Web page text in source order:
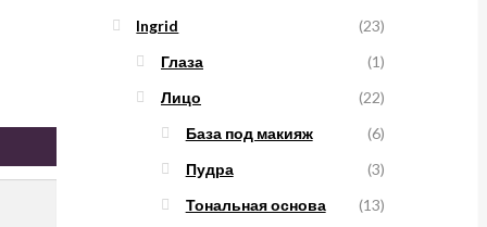
Ingrid
(23)
Глаза
(1)
Лицо
(22)
База под макияж
(6)
Пудра
(3)
Тональная основа
(13)